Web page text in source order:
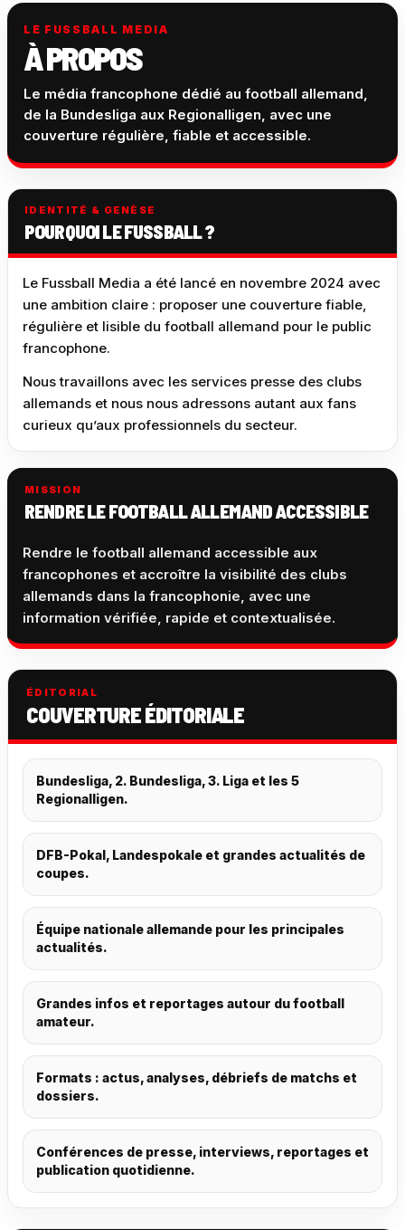
LE FUSSBALL MEDIA
À PROPOS
Le média francophone dédié au football allemand,
de la Bundesliga aux Regionalligen, avec une
couverture régulière, fiable et accessible.
IDENTITÉ & GENÈSE
POURQUOI LE FUSSBALL ?
Le Fussball Media a été lancé en novembre 2024 avec
une ambition claire : proposer une couverture fiable,
régulière et lisible du football allemand pour le public
francophone.
Nous travaillons avec les services presse des clubs
allemands et nous nous adressons autant aux fans
curieux qu’aux professionnels du secteur.
MISSION
RENDRE LE FOOTBALL ALLEMAND ACCESSIBLE
Rendre le football allemand accessible aux
francophones et accroître la visibilité des clubs
allemands dans la francophonie, avec une
information vérifiée, rapide et contextualisée.
ÉDITORIAL
COUVERTURE ÉDITORIALE
Bundesliga, 2. Bundesliga, 3. Liga et les 5
Regionalligen.
DFB-Pokal, Landespokale et grandes actualités de
coupes.
Équipe nationale allemande pour les principales
actualités.
Grandes infos et reportages autour du football
amateur.
Formats : actus, analyses, débriefs de matchs et
dossiers.
Conférences de presse, interviews, reportages et
publication quotidienne.